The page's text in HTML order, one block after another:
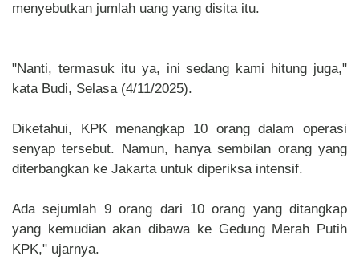
menyebutkan jumlah uang yang disita itu.
"Nanti, termasuk itu ya, ini sedang kami hitung juga,"
kata Budi, Selasa (4/11/2025).
Diketahui, KPK menangkap 10 orang dalam operasi
senyap tersebut. Namun, hanya sembilan orang yang
diterbangkan ke Jakarta untuk diperiksa intensif.
Ada sejumlah 9 orang dari 10 orang yang ditangkap
yang kemudian akan dibawa ke Gedung Merah Putih
KPK," ujarnya.